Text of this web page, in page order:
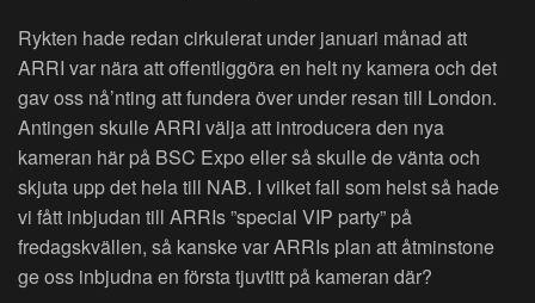
Rykten hade redan cirkulerat under januari månad att
ARRI var nära att offentliggöra en helt ny kamera och det
gav oss nå’nting att fundera över under resan till London.
Antingen skulle ARRI välja att introducera den nya
kameran här på BSC Expo eller så skulle de vänta och
skjuta upp det hela till NAB. I vilket fall som helst så hade
vi fått inbjudan till ARRIs ”special VIP party” på
fredagskvällen, så kanske var ARRIs plan att åtminstone
ge oss inbjudna en första tjuvtitt på kameran där?